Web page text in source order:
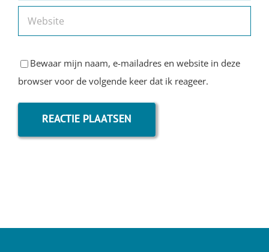
Bewaar mijn naam, e-mailadres en website in deze
browser voor de volgende keer dat ik reageer.